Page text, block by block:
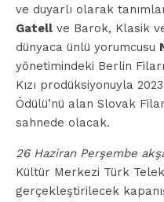
ve duyarlı olarak
Gatell ve Barok, Klasik
dünyaca ünlü yorumcusu
yönetimindeki Berlin
Kızı prodüksiyonuyla
Ödülü’nü alan Slovak
sahnede olacak.
26 Haziran Perşembe
Kültür Merkezi Türk
gerçekleştirilecek